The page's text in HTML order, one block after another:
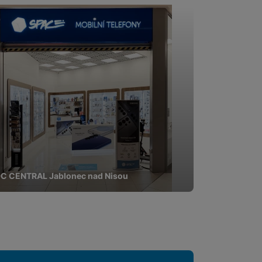
určujeme počet
souhrnně a
nebo reklamy jak
CENTRAL Jablonec nad Nisou